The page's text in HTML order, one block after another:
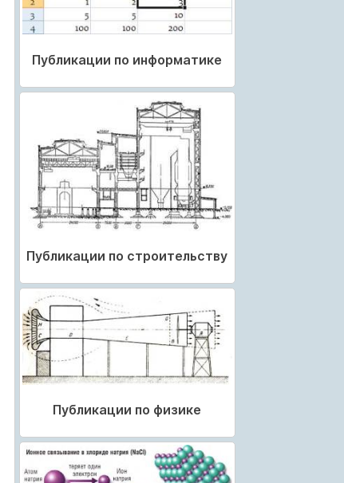
Публикации по информатике
Публикации по строительству
Публикации по физике